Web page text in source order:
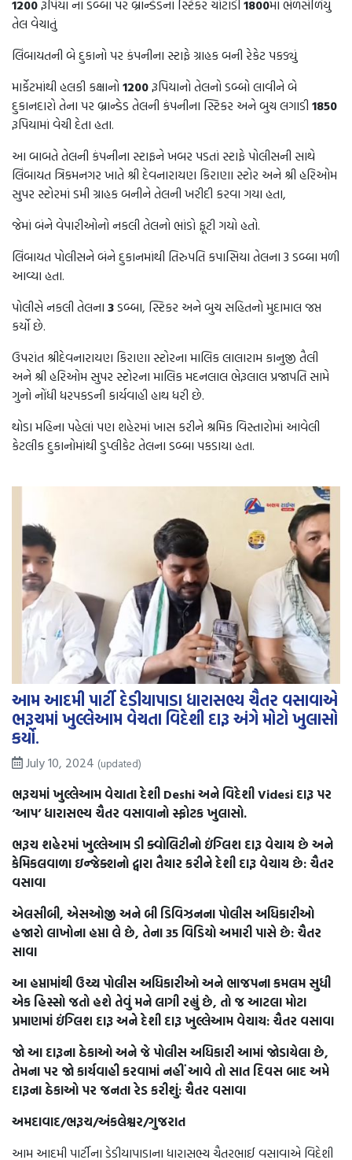
1200રૂપિયા ના ડબ્બા પર બ્રાન્ડેડનાં સ્ટિકર ચોંટાડી 1800માં ભેળસેળિયું
તેલ વેચાતું
લિંબાયતની બે દુકાનો પર કંપનીના સ્ટાફે ગ્રાહક બની રેકેટ પકડ્યું
માર્કેટમાંથી હલકી કક્ષાનો 1200રૂપિયાનો તેલનો ડબ્બો લાવીને બે
દુકાનદારો તેના પર બ્રાન્ડેડ તેલની કંપનીના સ્ટિકર અને બુચ લગાડી 1850
રૂપિયામાં વેચી દેતા હતા.
આ બાબતે તેલની કંપનીના સ્ટાફને ખબર પડતાં સ્ટાફે પોલીસની સાથે
લિંબાયત ત્રિકમનગર ખાતે શ્રી દેવનારાયણ કિરાણા સ્ટોર અને શ્રી હરિઓમ
સુપર સ્ટોરમાં ડમી ગ્રાહક બનીને તેલની ખરીદી કરવા ગયા હતા,
જેમાં બંને વેપારીઓનો નકલી તેલનો ભાંડો ફૂટી ગયો હતો.
લિંબાયત પોલીસને બંને દુકાનમાંથી તિરુપતિ કપાસિયા તેલના 3 ડબ્બા મળી
આવ્યા હતા.
પોલીસે નકલી તેલના 3ડબ્બા, સ્ટિકર અને બુચ સહિતનો મુદામાલ જપ્ત
કર્યો છે.
ઉપરાંત શ્રીદેવનારાયણ કિરાણા સ્ટોરના માલિક લાલારામ કાનુજી તૈલી
અને શ્રી હરિઓમ સુપર સ્ટોરના માલિક મદનલાલ ભેરૂલાલ પ્રજાપતિ સામે
ગુનો નોંધી ધરપકડની કાર્યવાહી હાથ ધરી છે.
થોડા મહિના પહેલાં પણ શહેરમાં ખાસ કરીને શ્રમિક વિસ્તારોમાં આવેલી
કેટલીક દુકાનોમાંથી ડુપ્લીકેટ તેલના ડબ્બા પકડાયા હતા.
આમ આદમી પાર્ટી દેડીયાપાડા ધારાસભ્ય ચૈતર વસાવાએ
ભરૂચમાં ખુલ્લેઆમ વેચતા વિદેશી દારૂ અંગે મોટો ખુલાસો
કર્યો.
July 10, 2024 (updated)
ભરૂચમાં ખુલ્લેઆમ વેચાતા દેશી Deshi અને વિદેશી Videsi દારૂ પર
‘આપ’ ધારાસભ્ય ચૈતર વસાવાનો સ્ફોટક ખુલાસો.
ભરૂચ શહેરમાં ખુલ્લેઆમ ડી ક્વોલિટીનો ઇંગ્લિશ દારૂ વેચાય છે અને
કેમિકલવાળા ઇન્જેક્શનો દ્વારા તૈયાર કરીને દેશી દારૂ વેચાય છે: ચૈતર
વસાવા
એલસીબી, એસઓજી અને બી ડિવિઝનના પોલીસ અધિકારીઓ
હજારો લાખોના હપ્તા લે છે, તેના 35 વિડિયો અમારી પાસે છે: ચૈતર
સાવા
આ હપ્તામાંથી ઉચ્ચ પોલીસ અધિકારીઓ અને ભાજપના કમલમ સુધી
એક હિસ્સો જતો હશે તેવું મને લાગી રહ્યું છે, તો જ આટલા મોટા
પ્રમાણમાં ઇંગ્લિશ દારૂ અને દેશી દારૂ ખુલ્લેઆમ વેચાય: ચૈતર વસાવા
જો આ દારૂના ઠેકાઓ અને જે પોલીસ અધિકારી આમાં જોડાયેલા છે,
તેમના પર જો કાર્યવાહી કરવામાં નહીં આવે તો સાત દિવસ બાદ અમે
દારૂના ઠેકાઓ પર જનતા રેડ કરીશું: ચૈતર વસાવા
અમદાવાદ/ભરૂચ/અંકલેશ્વર/ગુજરાત
આમ આદમી પાર્ટીના ડેડીયાપાડાના ધારાસભ્ય ચૈતરભાઈ વસાવાએ વિદેશી